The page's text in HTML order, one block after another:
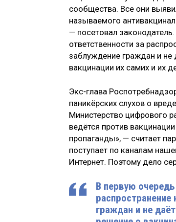
сообщества. Все они
называемого
— посетовал
ответственности за
заблуждение граждан и
вакцинации их самих и их
Экс-глава
паникёрских слухов о
Министерство цифрового
ведётся против
пропаганды», — считает
поступает по каналам
Интернет. Поэтому дело
В первую
граждан и не